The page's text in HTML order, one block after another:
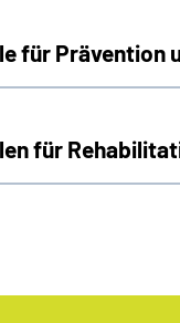
für Prävention
für